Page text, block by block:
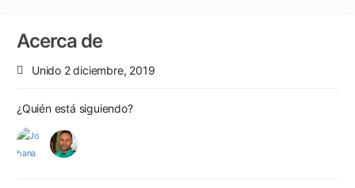
Acerca de
Unido 2 diciembre, 2019
¿Quién está siguiendo?